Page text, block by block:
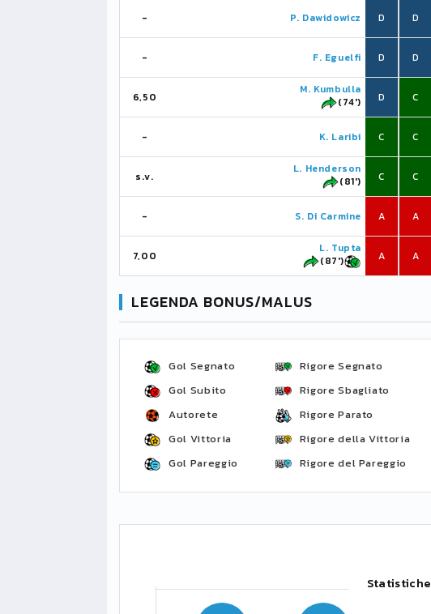
- P. Dawidowicz D
- F. Eguelfi D
6,50
M. Kumbulla
(74')
D
- K. Laribi C
s.v.
L. Henderson
(81')
C
- S. Di Carmine A
7,00
L. Tupta
(87')
A
D
D
C
C
C
A
A
LEGENDA BONUS/MALUS
Gol Segnato
Gol Subito
Autorete
Gol Vittoria
Gol Pareggio
Rigore Segnato
Rigore Sbagliato
Rigore Parato
Rigore della Vittoria
Rigore del Pareggio
Statistiche